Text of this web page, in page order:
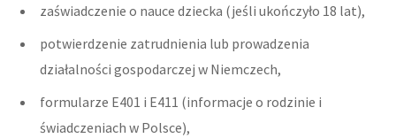
zaświadczenie o nauce dziecka (jeśli ukończyło 18 lat),
potwierdzenie zatrudnienia lub prowadzenia
działalności gospodarczej w Niemczech,
formularze E401 i E411 (informacje o rodzinie i
świadczeniach w Polsce),